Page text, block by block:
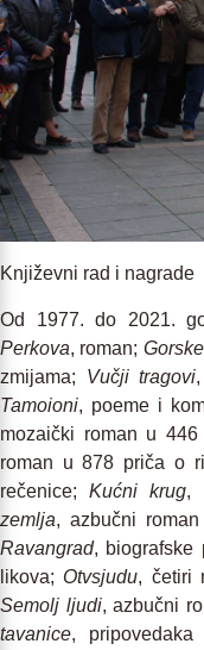
Književni rad i nagrade
Od 1977. do 2021.
Perkova, roman;
zmijama; Vučji tragovi
Tamoioni, poeme i
mozaički roman u
roman u 878 priča o
rečenice; Kućni krug,
zemlja, azbučni
Ravangrad, biografske
likova; Otvsjudu, četiri
Semolj ljudi, azbučni
tavanice,